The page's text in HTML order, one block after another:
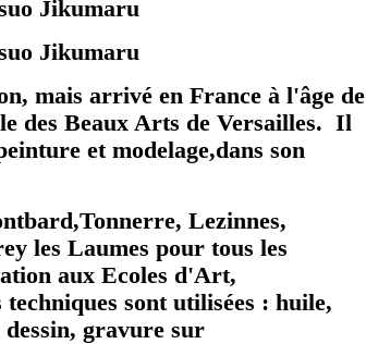
mais arrivé en France à l'âge de
des Beaux Arts de Versailles. Il
et modelage,dans son
Lezinnes,
les Laumes pour tous les
aux Ecoles d'Art,
sont utilisées : huile,
gravure sur